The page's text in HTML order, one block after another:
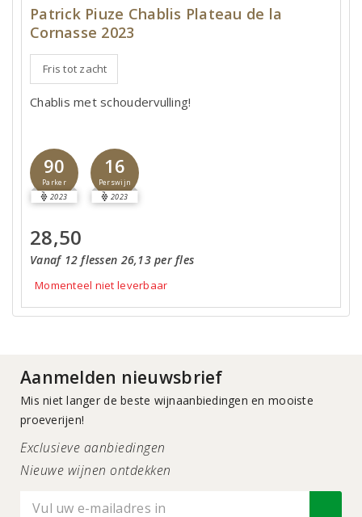
Patrick Piuze Chablis Plateau de la
Cornasse 2023
Fris tot zacht
Chablis met schoudervulling!
90
Parker
2023
16
Perswijn
2023
28,50
Vanaf 12 flessen 26,13 per fles
Momenteel niet leverbaar
Aanmelden nieuwsbrief
Mis niet langer de beste wijnaanbiedingen en mooiste
proeverijen!
Exclusieve aanbiedingen
Nieuwe wijnen ontdekken